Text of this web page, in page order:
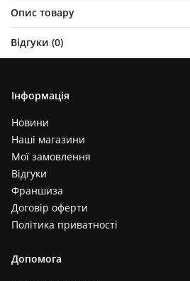
Опис товару
Відгуки (0)
Інформація
Новини
Наші магазини
Мої замовлення
Відгуки
Франшиза
Договір оферти
Політика приватності
Допомога